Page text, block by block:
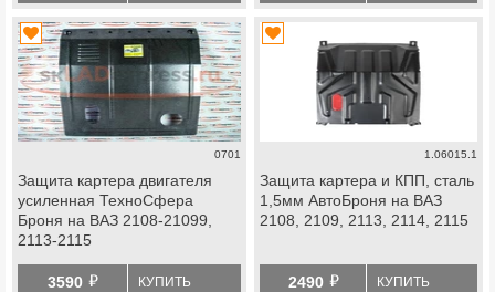
0701
Защита картера двигателя
усиленная ТехноСфера
Броня на ВАЗ 2108-21099,
2113-2115
3590 й КУПИТЬ
1.06015.1
Защита картера и КПП, сталь
1,5мм АвтоБроня на ВАЗ
2108, 2109, 2113, 2114, 2115
2490 й КУПИТЬ